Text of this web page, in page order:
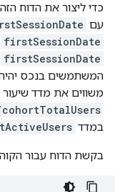
כדי ליצור את הדוח
עם
firstSessionDate
firstSessionDate
המשתמשים בנכס
משווים את מדד
במדד
בקשת הדוח עבור